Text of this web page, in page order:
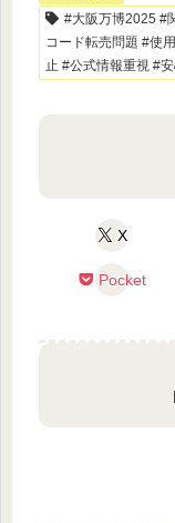
#大阪万博2025 #
コード転売問題 #使
止 #公式情報重視 #
X
Pocket